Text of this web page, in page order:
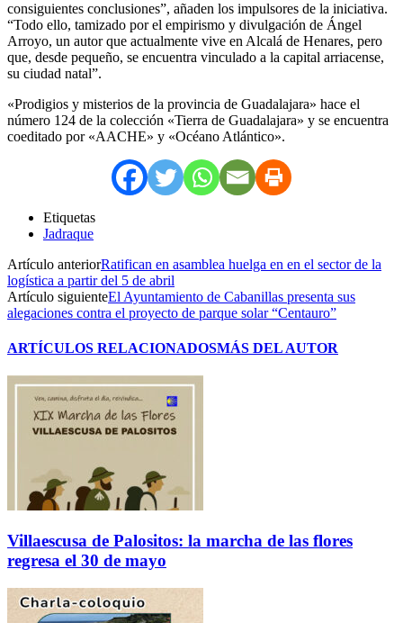
consiguientes conclusiones”, añaden los impulsores de la iniciativa.
“Todo ello, tamizado por el empirismo y divulgación de Ángel
Arroyo, un autor que actualmente vive en Alcalá de Henares, pero
que, desde pequeño, se encuentra vinculado a la capital arriacense,
su ciudad natal”.
«Prodigios y misterios de la provincia de Guadalajara» hace el
número 124 de la colección «Tierra de Guadalajara» y se encuentra
coeditado por «AACHE» y «Océano Atlántico».
Etiquetas
Jadraque
Artículo anteriorRatifican en asamblea huelga en en el sector de la
logística a partir del 5 de abril
Artículo siguienteEl Ayuntamiento de Cabanillas presenta sus
alegaciones contra el proyecto de parque solar “Centauro”
ARTÍCULOS RELACIONADOSMÁS DEL AUTOR
Villaescusa de Palositos: la marcha de las flores
regresa el 30 de mayo